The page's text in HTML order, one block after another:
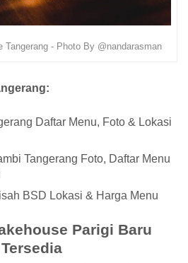
Tangerang - Photo By @nandarasman
Daftar Menu, Foto & Lokasi
Tangerang Foto, Daftar Menu
BSD Lokasi & Harga Menu
Parigi Baru